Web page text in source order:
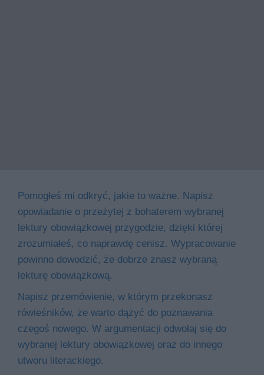
Pomogłeś mi odkryć, jakie to ważne. Napisz
opowiadanie o przeżytej z bohaterem wybranej
lektury obowiązkowej przygodzie, dzięki której
zrozumiałeś, co naprawdę cenisz. Wypracowanie
powinno dowodzić, że dobrze znasz wybraną
lekturę obowiązkową.
Napisz przemówienie, w którym przekonasz
rówieśników, że warto dążyć do poznawania
czegoś nowego. W argumentacji odwołaj się do
wybranej lektury obowiązkowej oraz do innego
utworu literackiego.